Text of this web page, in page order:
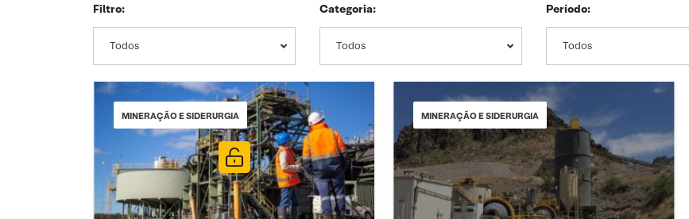
Filtro:
Todos
Categoria:
Todos
Período:
Todos
MINERAÇÃO E SIDERURGIA MINERAÇÃO E SIDERURGIA